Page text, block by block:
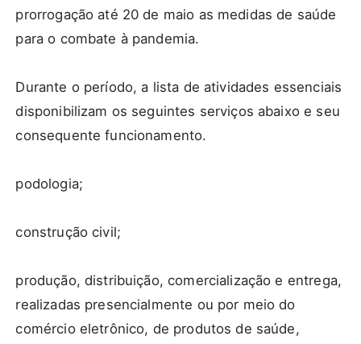
prorrogação até 20 de maio as medidas de saúde
para o combate à pandemia.
Durante o período, a lista de atividades essenciais
disponibilizam os seguintes serviços abaixo e seu
consequente funcionamento.
podologia;
construção civil;
produção, distribuição, comercialização e entrega,
realizadas presencialmente ou por meio do
comércio eletrônico, de produtos de saúde,